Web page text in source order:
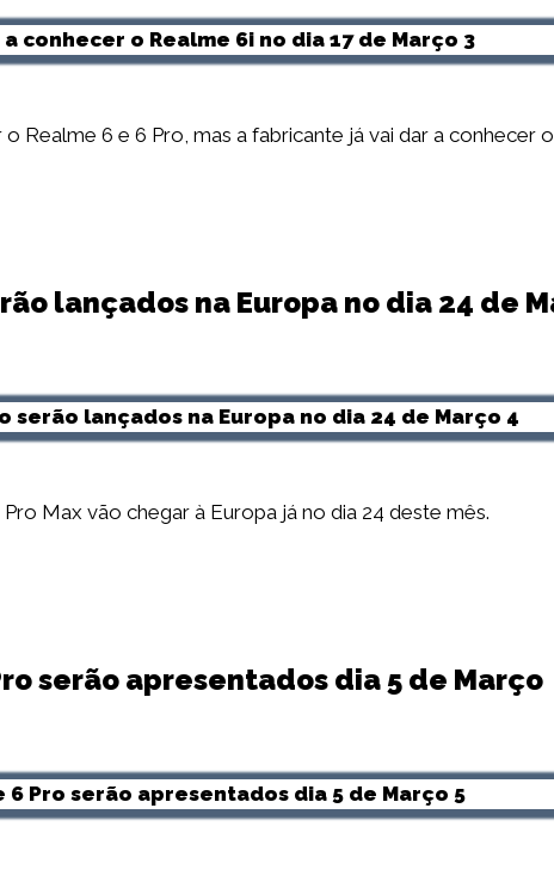
Realme 6 e 6 Pro, mas a fabricante já vai dar a conhecer
lançados na Europa no dia 24 de
Max vão chegar à Europa já no dia 24 deste mês.
serão apresentados dia 5 de Março